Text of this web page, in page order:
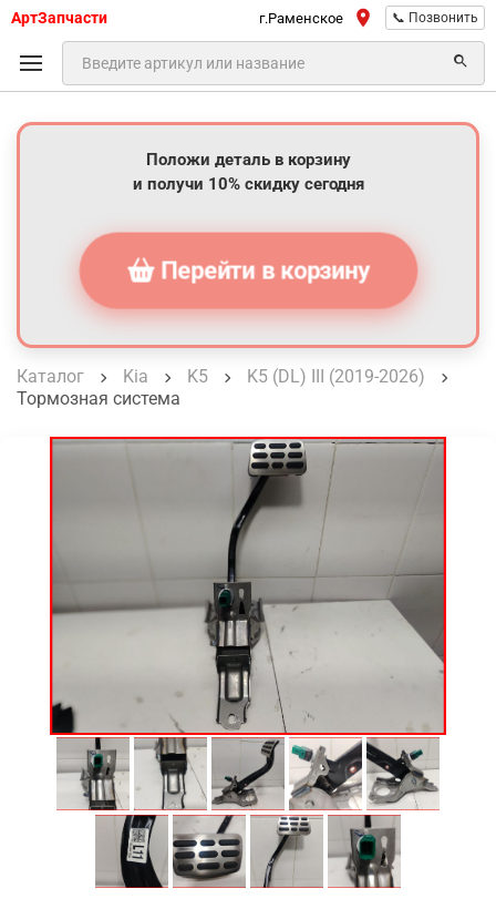
АртЗапчасти г.Раменское 📞 Позвонить
Положи деталь в корзину
и получи 10% скидку сегодня
Перейти в корзину
Каталог Kia K5
K5 (DL) III (2019-2026)
Тормозная система